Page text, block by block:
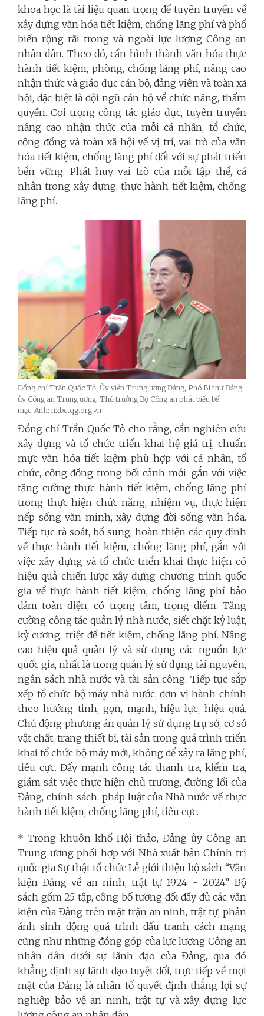
khoa học là tài liệu quan trọng để tuyên truyền về
xây dựng văn hóa tiết kiệm, chống lãng phí và phổ
biến rộng rãi trong và ngoài lực lượng Công an
nhân dân. Theo đó, cần hình thành văn hóa thực
hành tiết kiệm, phòng, chống lãng phí, nâng cao
nhận thức và giáo dục cán bộ, đảng viên và toàn xã
hội, đặc biệt là đội ngũ cán bộ về chức năng, thẩm
quyền. Coi trọng công tác giáo dục, tuyên truyền
nâng cao nhận thức của mỗi cá nhân, tổ chức,
cộng đồng và toàn xã hội về vị trí, vai trò của văn
hóa tiết kiệm, chống lãng phí đối với sự phát triển
bền vững. Phát huy vai trò của mỗi tập thể, cá
nhân trong xây dựng, thực hành tiết kiệm, chống
lãng phí.
Đồng chí Trần Quốc Tỏ, Ủy viên Trung ương Đảng, Phó Bí thư Đảng
ủy Công an Trung ương, Thứ trưởng Bộ Công an phát biểu bế
mạc_Ảnh: nxbctqg.org.vn
Đồng chí Trần Quốc Tỏ cho rằng, cần nghiên cứu
xây dựng và tổ chức triển khai hệ giá trị, chuẩn
mực văn hóa tiết kiệm phù hợp với cá nhân, tổ
chức, cộng đồng trong bối cảnh mới, gắn với việc
tăng cường thực hành tiết kiệm, chống lãng phí
trong thực hiện chức năng, nhiệm vụ, thực hiện
nếp sống văn minh, xây dựng đời sống văn hóa.
Tiếp tục rà soát, bổ sung, hoàn thiện các quy định
về thực hành tiết kiệm, chống lãng phí, gắn với
việc xây dựng và tổ chức triển khai thực hiện có
hiệu quả chiến lược xây dựng chương trình quốc
gia về thực hành tiết kiệm, chống lãng phí bảo
đảm toàn diện, có trọng tâm, trọng điểm. Tăng
cường công tác quản lý nhà nước, siết chặt kỷ luật,
kỷ cương, triệt để tiết kiệm, chống lãng phí. Nâng
cao hiệu quả quản lý và sử dụng các nguồn lực
quốc gia, nhất là trong quản lý, sử dụng tài nguyên,
ngân sách nhà nước và tài sản công. Tiếp tục sắp
xếp tổ chức bộ máy nhà nước, đơn vị hành chính
theo hướng tinh, gọn, mạnh, hiệu lực, hiệu quả.
Chủ động phương án quản lý, sử dụng trụ sở, cơ sở
vật chất, trang thiết bị, tài sản trong quá trình triển
khai tổ chức bộ máy mới, không để xảy ra lãng phí,
tiêu cực. Đẩy mạnh công tác thanh tra, kiểm tra,
giám sát việc thực hiện chủ trương, đường lối của
Đảng, chính sách, pháp luật của Nhà nước về thực
hành tiết kiệm, chống lãng phí, tiêu cực.
* Trong khuôn khổ Hội thảo, Đảng ủy Công an
Trung ương phối hợp với Nhà xuất bản Chính trị
quốc gia Sự thật tổ chức Lễ giới thiệu bộ sách “Văn
kiện Đảng về an ninh, trật tự 1924 - 2024”. Bộ
sách gồm 25 tập, công bố tương đối đầy đủ các văn
kiện của Đảng trên mặt trận an ninh, trật tự; phản
ánh sinh động quá trình đấu tranh cách mạng
cũng như những đóng góp của lực lượng Công an
nhân dân dưới sự lãnh đạo của Đảng, qua đó
khẳng định sự lãnh đạo tuyệt đối, trực tiếp về mọi
mặt của Đảng là nhân tố quyết định thắng lợi sự
nghiệp bảo vệ an ninh, trật tự và xây dựng lực